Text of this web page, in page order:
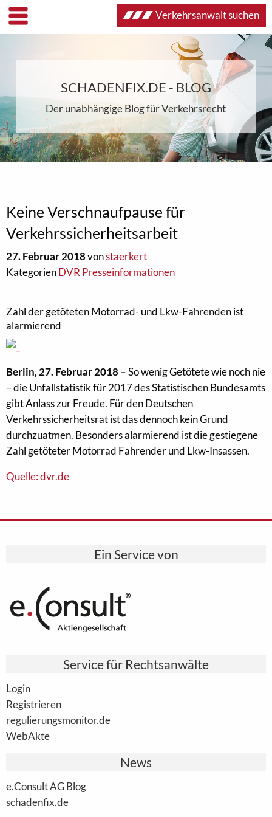
SCHADENFIX.DE - BLOG
Der unabhängige Blog für Verkehrsrecht
Keine Verschnaufpause für
Verkehrssicherheitsarbeit
27. Februar 2018vonstaerkert
KategorienDVR Presseinformationen
Zahl der getöteten Motorrad- und Lkw-Fahrenden ist
alarmierend
Berlin, 27. Februar 2018 –So wenig Getötete wie noch nie
– die Unfallstatistik für 2017 des Statistischen Bundesamts
gibt Anlass zur Freude. Für den Deutschen
Verkehrssicherheitsrat ist das dennoch kein Grund
durchzuatmen. Besonders alarmierend ist die gestiegene
Zahl getöteter Motorrad Fahrender und Lkw-Insassen.
Quelle: dvr.de
Ein Service von
Service für Rechtsanwälte
Login
Registrieren
regulierungsmonitor.de
WebAkte
News
e.Consult AG Blog
schadenfix.de
Verkehrsanwalt suchen